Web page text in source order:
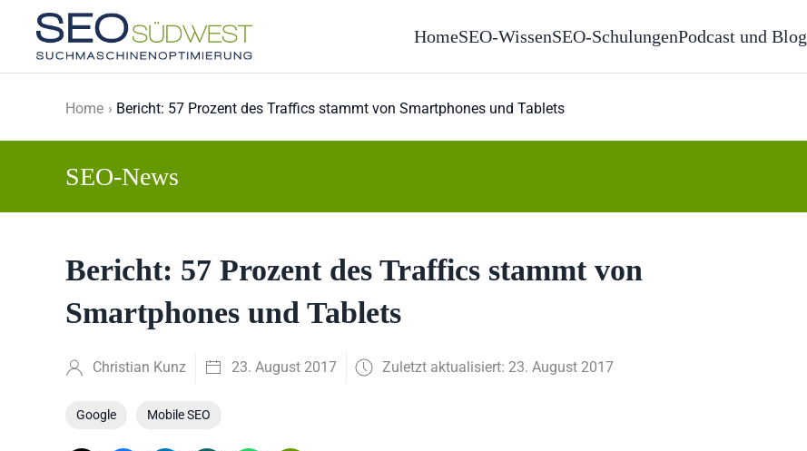
Skip to main content
HomeSEO-WissenSEO-SchulungenPodcast und Blog
Home Bericht: 57 Prozent des Traffics stammt von Smartphones und Tablets
SEO-News
Bericht: 57 Prozent des Traffics stammt von
Smartphones und Tablets
Christian Kunz 23. August 2017 Zuletzt aktualisiert: 23. August 2017
Google Mobile SEO